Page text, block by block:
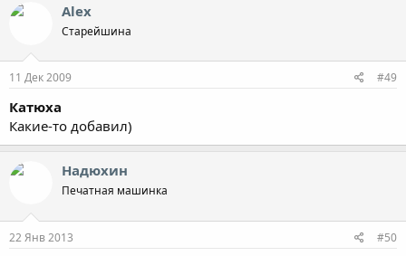
Alex
Старейшина
11 Дек 2009 #49
Катюха
Какие-то добавил)
Надюхин
Печатная машинка
22 Янв 2013 #50